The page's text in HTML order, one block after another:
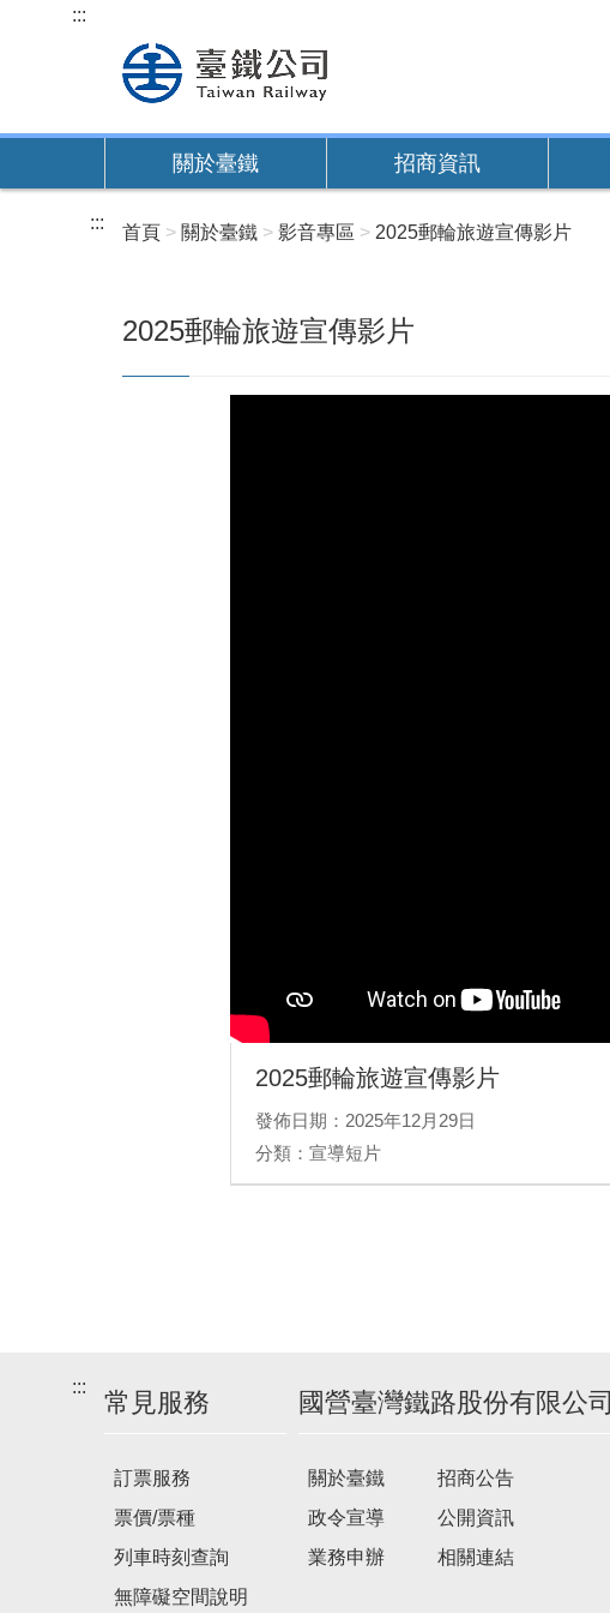
內
:::
關於臺鐵 招商資訊
::: 首頁 關於臺鐵 影音專區 2025郵輪旅遊宣傳影片
2025郵輪旅遊宣傳影片
2025郵輪旅遊宣傳影片
發佈日期：2025年12月29日
分類：宣導短片
:::
常見服務
訂票服務
票價/票種
列車時刻查詢
無障礙空間說明
國營臺灣鐵路股份有限公司
關於臺鐵
政令宣導
業務申辦
招商公告
公開資訊
相關連結